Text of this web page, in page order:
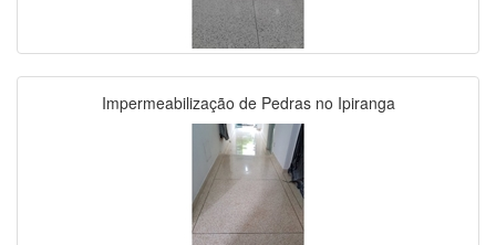
Impermeabilização de Pedras no Ipiranga